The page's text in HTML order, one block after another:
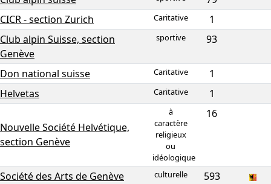
CICR - section Zurich
Caritative
1
Club alpin Suisse, section
Genève
sportive 93
Don national suisse Caritative
1
Helvetas
Caritative 1
Nouvelle Société Helvétique,
section Genève
à
caractère
religieux
ou
idéologique
16
Société des Arts de Genève culturelle
593